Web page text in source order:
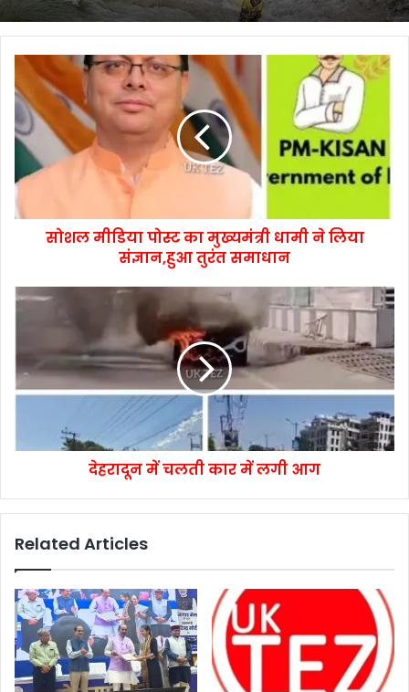
सोशल मीडिया पोस्ट का मुख्यमंत्री धामी ने लिया
संज्ञान,हुआ तुरंत समाधान
देहरादून में चलती कार में लगी आग
Related Articles